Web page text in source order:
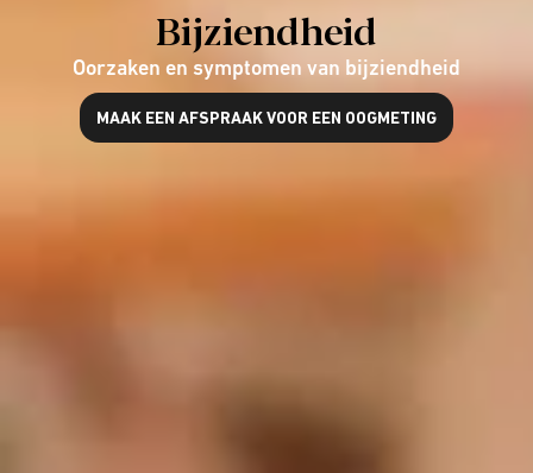
Bijziendheid
Oorzaken en symptomen van bijziendheid
MAAK EEN AFSPRAAK VOOR EEN OOGMETING